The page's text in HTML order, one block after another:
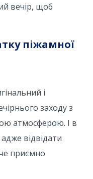
вечір, щоб
піжамної
і
заходу з
атмосферою. І в
відвідати
приємно